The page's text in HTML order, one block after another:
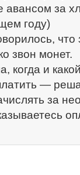
авансом за
году)
что
звон монет.
когда и
—
за